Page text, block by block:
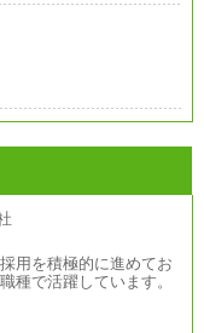
用を積極的に進めてお
種で活躍しています。